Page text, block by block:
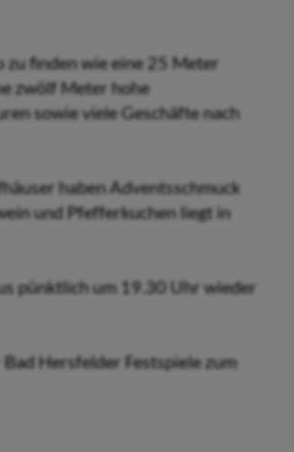
finden wie eine 25 Meter
zwölf Meter hohe
sowie viele Geschäfte nach
haben Adventsschmuck
und Pfefferkuchen liegt in
pünktlich um 19.30 Uhr wieder
Hersfelder Festspiele zum